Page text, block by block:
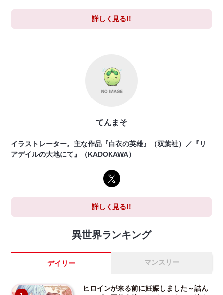
詳しく見る!!
てんまそ
イラストレーター。主な作品『白衣の英雄』（双葉社）／『リ
アデイルの大地にて』（KADOKAWA）
詳しく見る!!
異世界ランキング
デイリー マンスリー
ヒロインが来る前に妊娠しました～詰ん